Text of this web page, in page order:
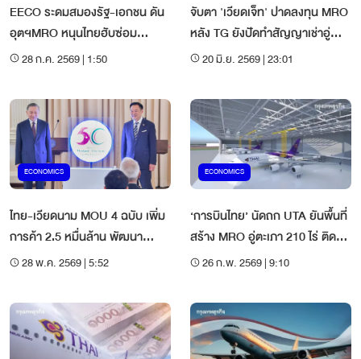
EECO ระดมสมองรัฐ-เอกชน ดัน
อุตฯMRO หนุนไทยฮับซ่อม
อากาศยานภูมิภาค
28 ก.ค. 2569 | 1:50
จับตา 'เวียดเจ็ท' ปาดลงทุน MRO
หลัง TG ยังปัดทำสัญญาเช่าอู่
ตะเภา20 มิ.ย. 2569 | 23:01
ECONOMICS
ไทย-เวียดนาม MOU 4 ฉบับ เพิ่ม
การค้า 2.5 หมื่นล้าน พัฒนา
เทคโนโลยี-ตั้งศูนย์ซ่อมเครื่องบิน
28 พ.ค. 2569 | 5:52
ECONOMICS
‘การบินไทย’ นัดถก UTA ยันพื้นที่
สร้าง MRO อู่ตะเภา 210 ไร่ ติด
สนามบิน
26 ก.พ. 2569 | 9:10